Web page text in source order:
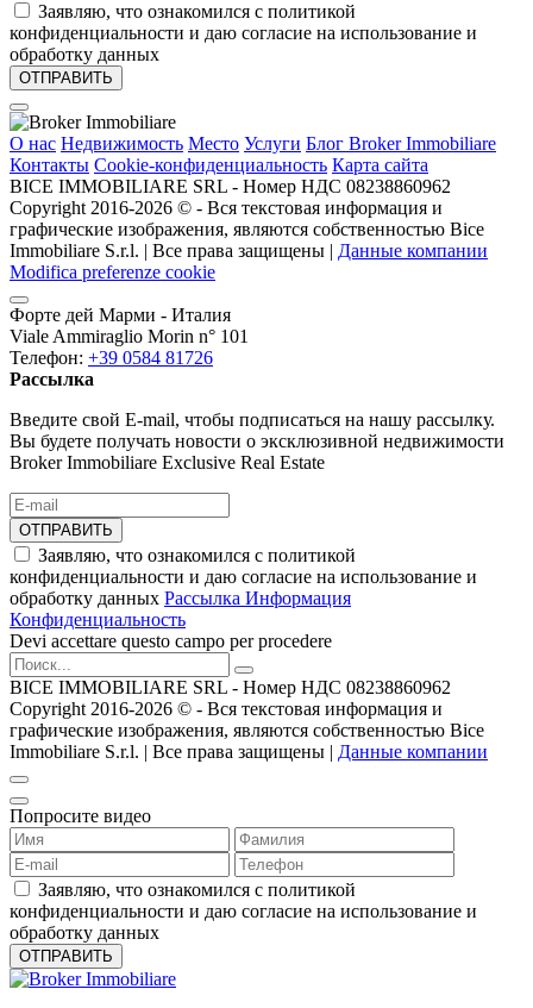
Заявляю, что ознакомился с политикой
конфиденциальности и даю согласие на использование и
обработку данных
О нас Недвижимость Место Услуги Блог Broker Immobiliare
Контакты Cookie-конфиденциальность Карта сайта
BICE IMMOBILIARE SRL - Номер НДС 08238860962
Copyright 2016-2026 ©️ - Вся текстовая информация и
графические изображения, являются собственностью Bice
Immobiliare S.r.l. | Все права защищены | Данные компании
Modifica preferenze cookie
Форте дей Марми - Италия
Viale Ammiraglio Morin n° 101
Телефон: +39 0584 81726
Рассылка
Введите свой E-mail, чтобы подписаться на нашу рассылку.
Вы будете получать новости о эксклюзивной недвижимости
Broker Immobiliare Exclusive Real Estate
ОТПРАВИТЬ
Заявляю, что ознакомился с политикой
конфиденциальности и даю согласие на использование и
обработку данных Рассылка Информация
Конфиденциальность
Devi accettare questo campo per procedere
BICE IMMOBILIARE SRL - Номер НДС 08238860962
Copyright 2016-2026 ©️ - Вся текстовая информация и
графические изображения, являются собственностью Bice
Immobiliare S.r.l. | Все права защищены | Данные компании
Попросите видео
Заявляю, что ознакомился с политикой
конфиденциальности и даю согласие на использование и
обработку данных